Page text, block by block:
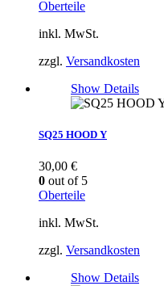
Oberteile
inkl. MwSt.
zzgl. Versandkosten
Show Details
SQ25 HOOD Y
30,00 €
0 out of 5
Oberteile
inkl. MwSt.
zzgl. Versandkosten
Show Details